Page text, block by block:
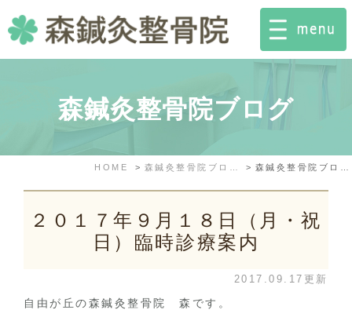
森鍼灸整骨院ブログ
HOME
２０１７年９月１８日（月・祝
日）臨時診療案内
2017.09.17更新
自由が丘の森鍼灸整骨院 森です。